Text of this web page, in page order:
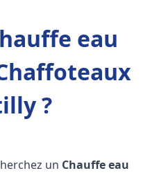
eau
?
un Chauffe eau